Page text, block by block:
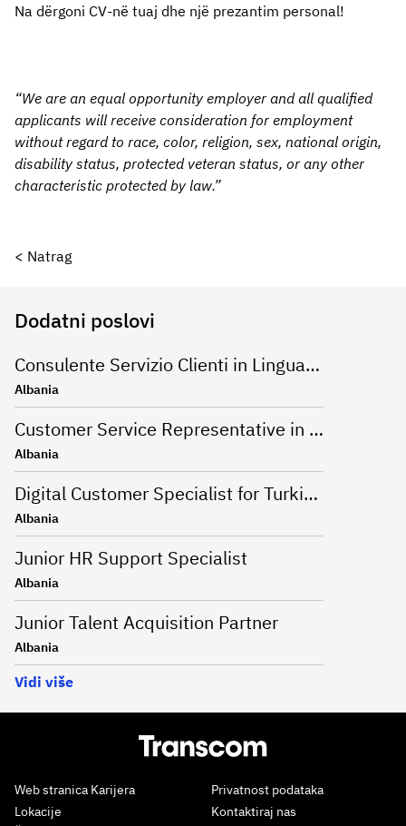
Na dërgoni CV-në tuaj dhe një prezantim personal!
“We are an equal opportunity employer and all qualified
applicants will receive consideration for employment
without regard to race, color, religion, sex, national origin,
disability status, protected veteran status, or any other
characteristic protected by law.”
< Natrag
Dodatni poslovi
Consulente Servizio Clienti in Lingua Inglese
Albania
Customer Service Representative in German
Albania
Digital Customer Specialist for Turkish language
Albania
Junior HR Support Specialist
Albania
Junior Talent Acquisition Partner
Albania
Vidi više
Web stranica Karijera
Lokacije
Privatnost podataka
Kontaktiraj nas